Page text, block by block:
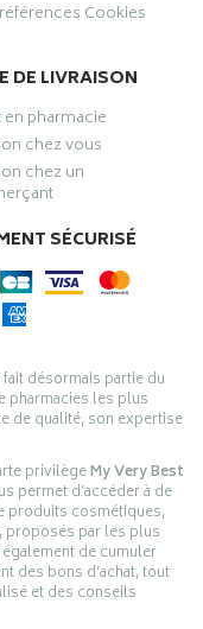
Cookies
DE LIVRAISON
en pharmacie
chez vous
chez un
SÉCURISÉ
fait désormais partie du
pharmacies les plus
de qualité, son expertise
privilègeMy Very Best
permet d’accéder à de
produits cosmétiques,
proposés par les plus
de cumuler
des bons d’achat, tout
et des conseils